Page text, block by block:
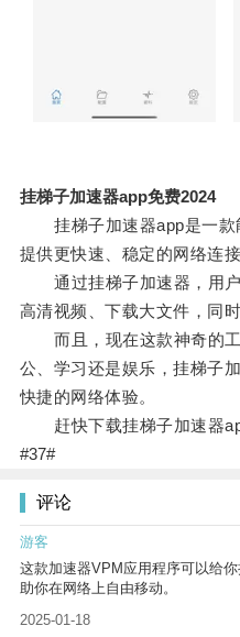
挂梯子加速器app免费2024
挂梯子加速器app是一款
提供更快速、稳定的网络连接
通过挂梯子加速器，用户
高清视频、下载大文件，同
而且，现在这款神奇的工
公、学习还是娱乐，挂梯子
快捷的网络体验。
赶快下载挂梯子加速器
#37#
评论
游客
这款加速器VPM应用程序可以给
助你在网络上自由移动。
2025-01-18